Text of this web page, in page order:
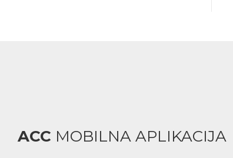
ACC MOBILNA APLIKACIJA